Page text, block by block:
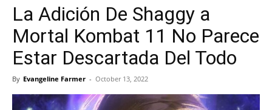
de
Botin
La Adición De Shaggy a
Mortal Kombat 11 No Parece
Estar Descartada Del Todo
By Evangeline Farmer - October 13, 2022